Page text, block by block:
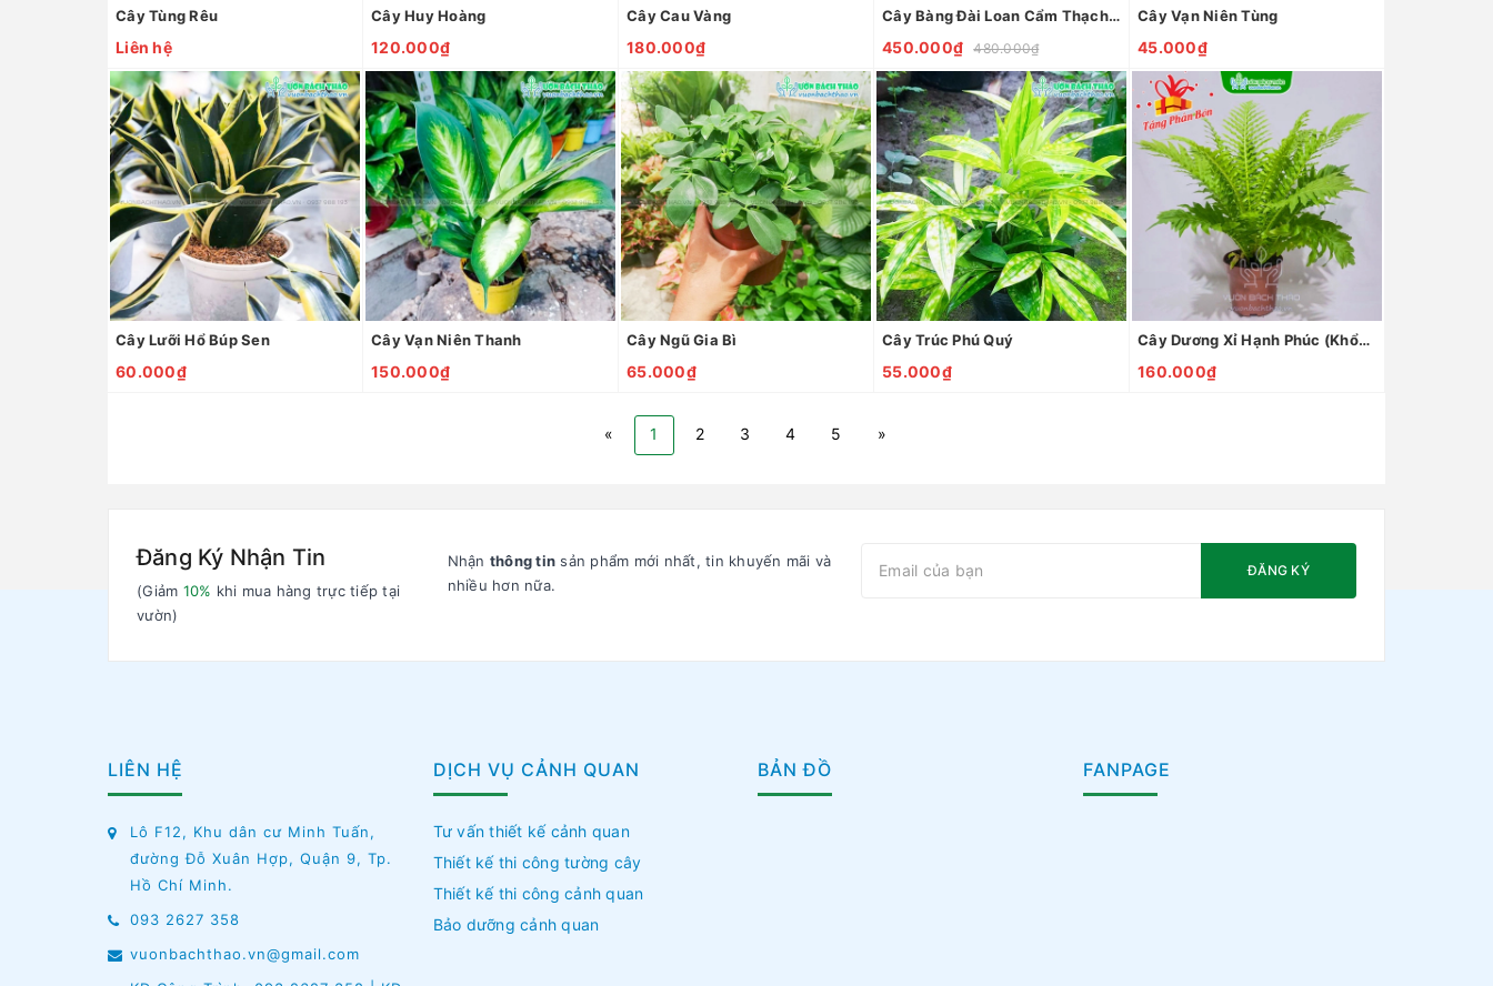
Cây Tùng Rêu
Liên hệ
Cây Huy Hoàng
120.000₫
Cây Cau Vàng
180.000₫
Cây Bàng Đài Loan Cẩm Thạch (Bàng Nhật)
450.000₫ 480.000₫
Cây Vạn Niên Tùng
45.000₫
Cây Lưỡi Hổ Búp Sen
60.000₫
Cây Vạn Niên Thanh
150.000₫
Cây Ngũ Gia Bì
65.000₫
Cây Trúc Phú Quý
55.000₫
Cây Dương Xỉ Hạnh Phúc (Khổng Tước)
160.000₫
« 1 2 3 4 5 »
Đăng Ký Nhận Tin
(Giảm 10% khi mua hàng trực tiếp tại
vườn)
Nhận thông tin sản phẩm mới nhất, tin khuyến mãi và
nhiều hơn nữa.
ĐĂNG KÝ
LIÊN HỆ
Lô F12, Khu dân cư Minh Tuấn,
đường Đỗ Xuân Hợp, Quận 9, Tp.
Hồ Chí Minh.
093 2627 358
vuonbachthao.vn@gmail.com
DỊCH VỤ CẢNH QUAN
Tư vấn thiết kế cảnh quan
Thiết kế thi công tường cây
Thiết kế thi công cảnh quan
Bảo dưỡng cảnh quan
BẢN ĐỒ FANPAGE